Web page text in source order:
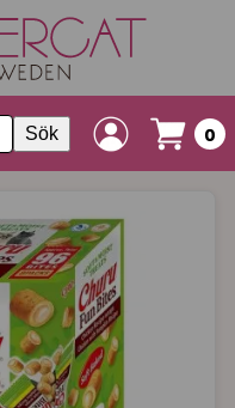
Sök 0